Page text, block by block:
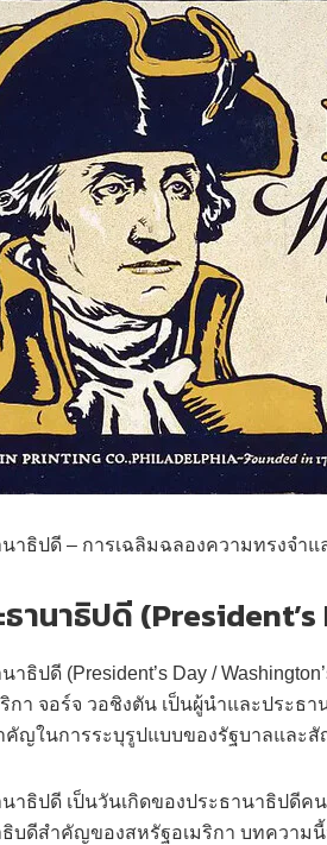
าธิปดี – การเฉลิมฉลองความทรงจำ
ธานาธิปดี (President’s
าธิปดี (President’s Day /
กา จอร์จ วอชิงตัน เป็นผู้นำและประธ
ญในการระบุรูปแบบของรัฐบาลและ
าธิปดี เป็นวันเกิดของประธานาธิปดีค
บดีสำคัญของสหรัฐอเมริกา บทความ